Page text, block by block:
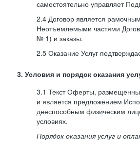
самостоятельно управляет
2.4 Договор является
Неотъемлемыми частями
№ 1) и заказы.
2.5 Оказание Услуг
3. Условия и порядок оказания
3.1 Текст Оферты,
и является предложением
дееспособным физическим
условиях.
Порядок оказания услуг и